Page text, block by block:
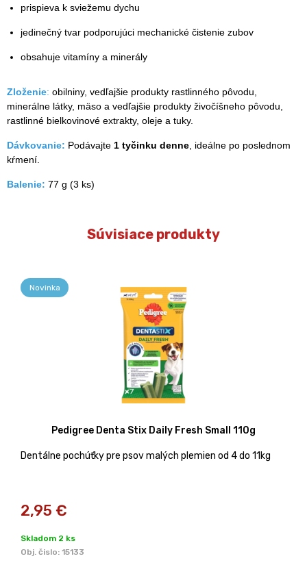
prispieva k sviežemu dychu
jedinečný tvar podporujúci mechanické čistenie zubov
obsahuje vitamíny a minerály
Zloženie: obilniny, vedľajšie produkty rastlinného pôvodu,
minerálne látky, mäso a vedľajšie produkty živočíšneho pôvodu,
rastlinné bielkovinové extrakty, oleje a tuky.
Dávkovanie: Podávajte 1 tyčinku denne , ideálne po poslednom
kŕmení.
Balenie: 77 g (3 ks)
Súvisiace produkty
Novinka
Pedigree Denta Stix Daily Fresh Small 110g
Dentálne pochúťky pre psov malých plemien od 4 do 11kg
2,95 €
Skladom 2 ks
Obj. čislo: 15133